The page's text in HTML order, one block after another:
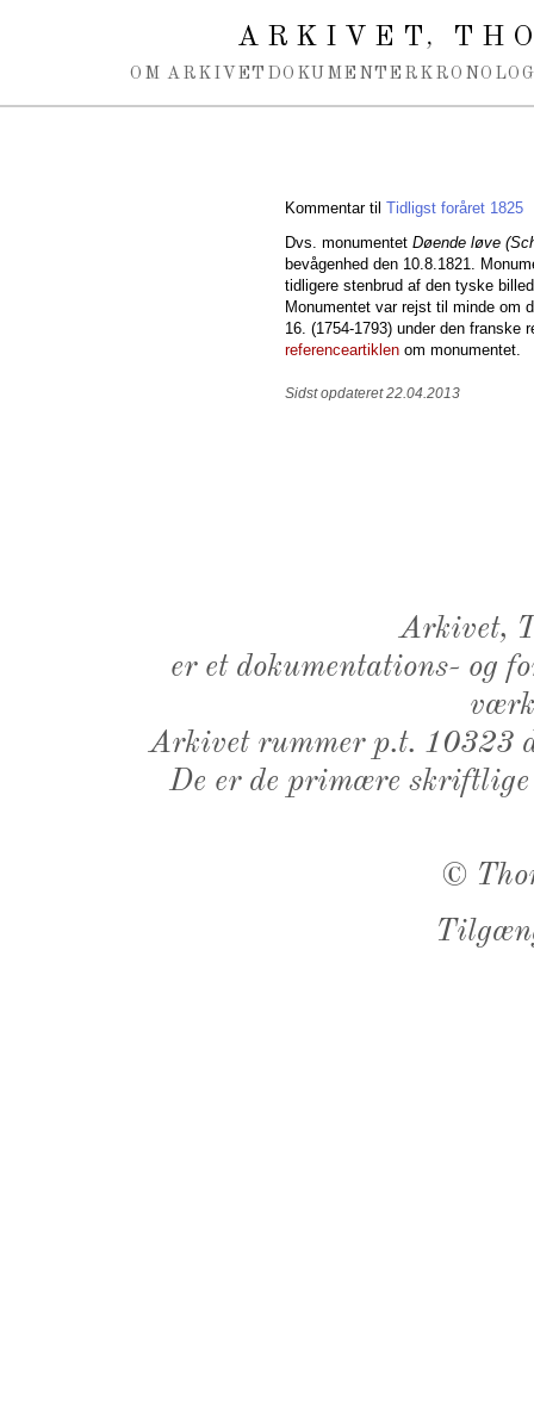
ARKIVET,
OM ARKIVET DOKUMENTER
Kommentar til Tidligst foråret 1825
Dvs. monumentet Døende løve
bevågenhed den 10.8.1821.
tidligere stenbrud af den tyske
Monumentet var rejst til minde om
16. (1754-1793) under den franske
referenceartiklen om monumentet.
Sidst opdateret 22.04.2013
Arkivet,
er et dokumentations- og
Arkivet rummer p.t. 10323
De er de primære
©